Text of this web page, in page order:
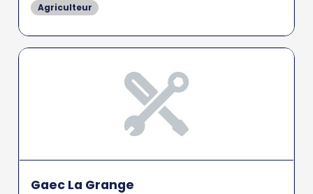
Agriculteur
Gaec La Grange